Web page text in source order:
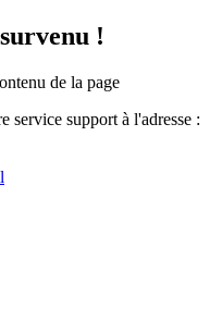
!
de la page
service support à l'adresse :